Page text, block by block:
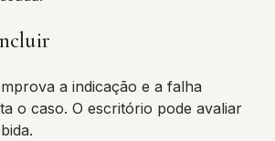
a indicação e a falha
o caso. O escritório pode avaliar